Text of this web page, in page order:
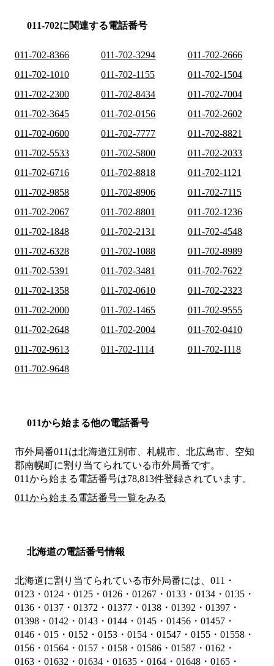
011-702に関連する電話番号
011-702-8366 011-702-3294
011-702-2666
011-702-1010
011-702-1155
011-702-1504
011-702-2300
011-702-8434
011-702-7004
011-702-3645
011-702-0156
011-702-2602
011-702-0600
011-702-7777
011-702-8821
011-702-5533
011-702-5800
011-702-2033
011-702-6716
011-702-8818
011-702-1121
011-702-9858
011-702-8906
011-702-7115
011-702-2067
011-702-8801
011-702-1236
011-702-1848
011-702-2131
011-702-4548
011-702-6328
011-702-1088
011-702-8989
011-702-5391
011-702-3481
011-702-7622
011-702-1358
011-702-0610
011-702-2323
011-702-2000
011-702-1465
011-702-9555
011-702-2648
011-702-2004
011-702-0410
011-702-9613
011-702-1114
011-702-1118
011-702-9648
011から始まる他の電話番号
市外局番011 は北海道江別市、札幌市、北広島市、空知
郡南幌町に割り当てられている市外局番です。
011から始まる電話番号は78,813件登録されています。
011から始まる電話番号一覧をみる
北海道の電話番号情報
北海道に割り当てられている市外局番には、011・
0123・0124・0125・0126・01267・0133・0134・0135・
0136・0137・01372・01377・0138・01392・01397・
01398・0142・0143・0144・0145・01456・01457・
0146・015・0152・0153・0154・01547・0155・01558・
0156・01564・0157・0158・01586・01587・0162・
0163・01632・01634・01635・0164・01648・0165・